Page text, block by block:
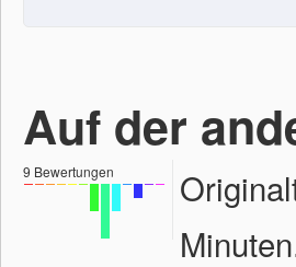
Auf der
9 Bewertungen